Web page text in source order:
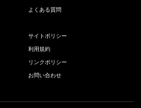
よくある質問
サイトポリシー
利用規約
リンクポリシー
お問い合わせ